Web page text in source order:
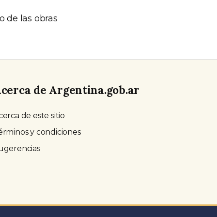
de las obras
de Argentina.gob.ar
de este sitio
y condiciones